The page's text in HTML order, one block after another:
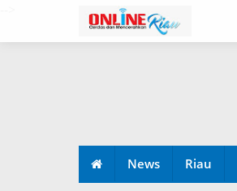
News Riau